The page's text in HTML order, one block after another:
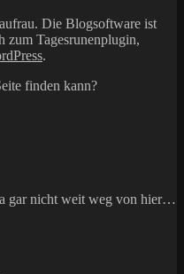
Die Blogsoftware ist
zum Tagesrunenplugin,
.
finden kann?
gar nicht weit weg von hier…